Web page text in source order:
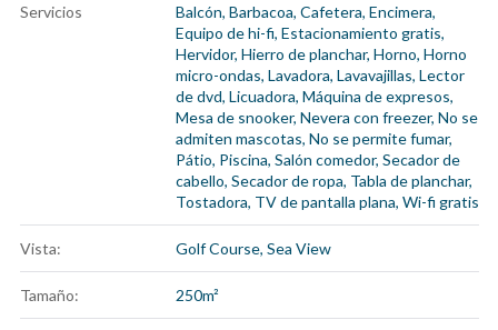
Servicios Balcón, Barbacoa, Cafetera, Encimera,
Equipo de hi-fi, Estacionamiento gratis,
Hervidor, Hierro de planchar, Horno, Horno
micro-ondas, Lavadora, Lavavajillas, Lector
de dvd, Licuadora, Máquina de expresos,
Mesa de snooker, Nevera con freezer, No se
admiten mascotas, No se permite fumar,
Pátio, Piscina, Salón comedor, Secador de
cabello, Secador de ropa, Tabla de planchar,
Tostadora, TV de pantalla plana, Wi-fi gratis
Vista: Golf Course, Sea View
Tamaño: 250m²